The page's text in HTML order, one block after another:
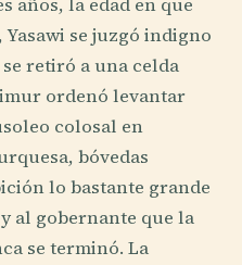
años, la edad en que
se juzgó indigno
retiró a una celda
ordenó levantar
colosal en
bóvedas
lo bastante grande
al gobernante que la
se terminó. La